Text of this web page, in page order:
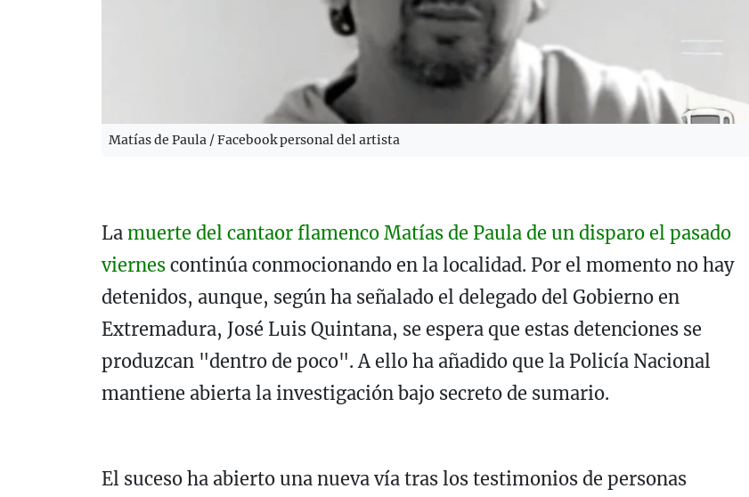
Matías de Paula / Facebook personal del artista
La muerte del cantaor flamenco Matías de Paula de un disparo el pasado
viernes continúa conmocionando en la localidad. Por el momento no hay
detenidos, aunque, según ha señalado el delegado del Gobierno en
Extremadura, José Luis Quintana, se espera que estas detenciones se
produzcan "dentro de poco". A ello ha añadido que la Policía Nacional
mantiene abierta la investigación bajo secreto de sumario.
El suceso ha abierto una nueva vía tras los testimonios de personas